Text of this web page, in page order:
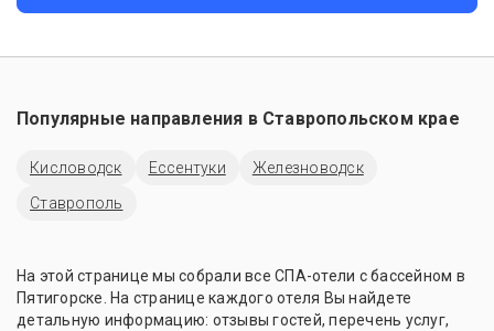
Популярные направления в Ставропольском крае
Кисловодск Ессентуки
Железноводск
Ставрополь
На этой странице мы собрали все СПА-отели с бассейном в
Пятигорске. На странице каждого отеля Вы найдете
детальную информацию: отзывы гостей, перечень услуг,